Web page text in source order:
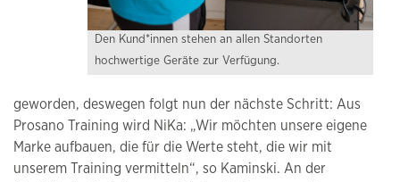
Den Kund*innen stehen an allen Standorten
hochwertige Geräte zur Verfügung.
geworden, deswegen folgt nun der nächste Schritt: Aus
Prosano Training wird NiKa: „Wir möchten unsere eigene
Marke aufbauen, die für die Werte steht, die wir mit
unserem Training vermitteln“, so Kaminski. An der